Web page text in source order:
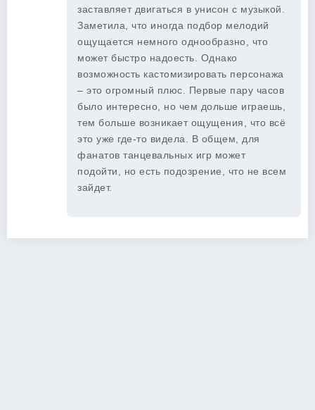
заставляет двигаться в унисон с музыкой.
Заметила, что иногда подбор мелодий
ощущается немного однообразно, что
может быстро надоесть. Однако
возможность кастомизировать персонажа
– это огромный плюс. Первые пару часов
было интересно, но чем дольше играешь,
тем больше возникает ощущения, что всё
это уже где-то видела. В общем, для
фанатов танцевальных игр может
подойти, но есть подозрение, что не всем
зайдет.